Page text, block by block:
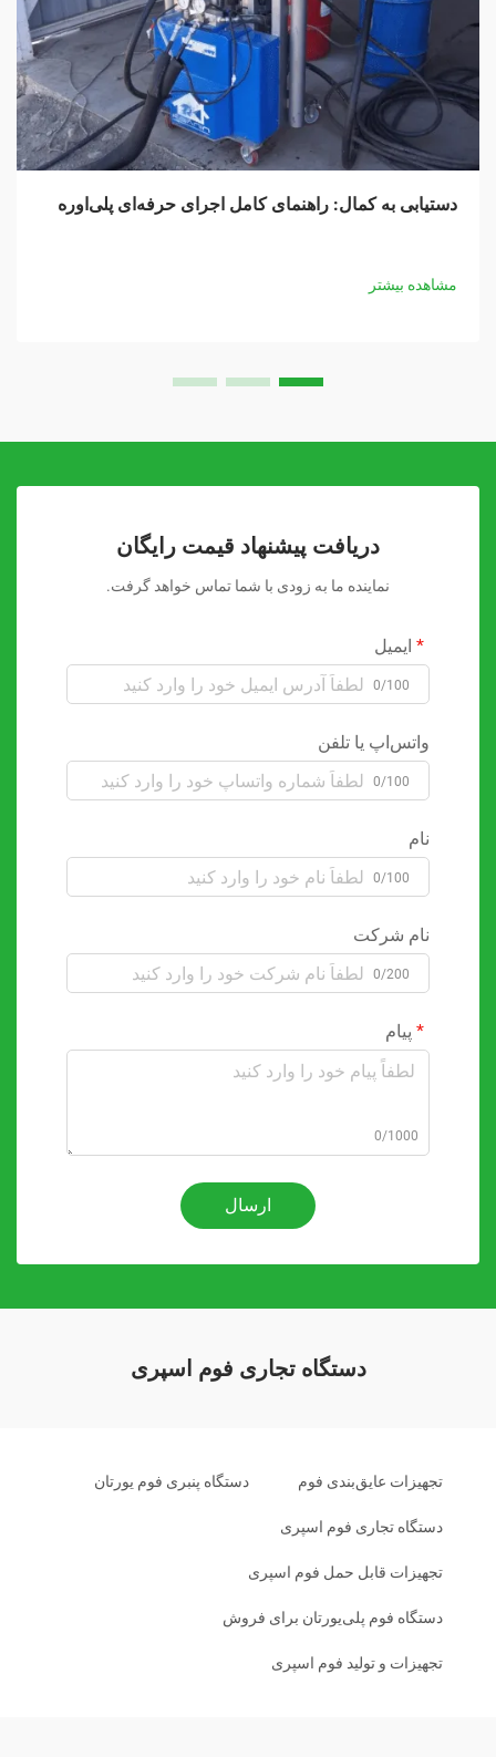
دستیابی به کمال: راهنمای کامل اجرای حرفه‌ای پلی‌اوره
مشاهده بیشتر
دریافت پیشنهاد قیمت رایگان
نماینده ما به زودی با شما تماس خواهد گرفت.
ایمیل
0/100
واتس‌اپ یا تلفن
0/100
نام
0/100
نام شرکت
0/200
پیام
0/1000
ارسال
دستگاه تجاری فوم اسپری
تجهیزات عایق‌بندی فوم دستگاه پنبری فوم یورتان
دستگاه تجاری فوم اسپری
تجهیزات قابل حمل فوم اسپری
دستگاه فوم پلی‌یورتان برای فروش
تجهیزات و تولید فوم اسپری